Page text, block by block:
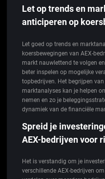
Let op trends en
anticiperen op
Let goed op trends en
koersbewegingen van AEX-
markt nauwlettend te volgen
beter inspelen op mogelijke
topbedrijven. Het begrijpen
marktanalyses kan je helpen
nemen en zo je
dynamiek van de financiële
Spreid je
AEX-bedrijven voor
Het is verstandig om je
verschillende AEX-bedrijven